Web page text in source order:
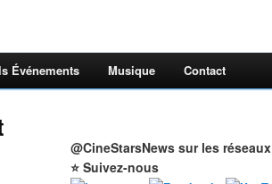
Événements Musique Contact
@CineStarsNews sur les réseaux
⭐ Suivez-nous